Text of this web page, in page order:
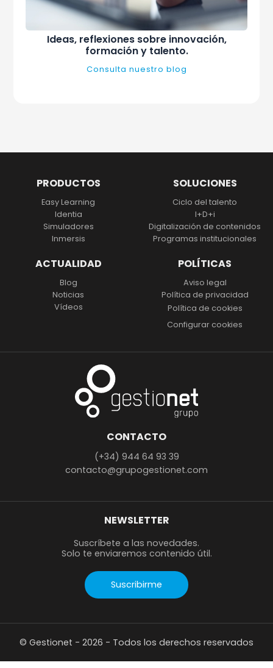
Ideas, reflexiones sobre innovación,
formación y talento.
Consulta nuestro blog
PRODUCTOS
Easy Learning
Identia
Simuladores
Inmersis
SOLUCIONES
Ciclo del talento
I+D+i
Digitalización de contenidos
Programas institucionales
ACTUALIDAD
Blog
Noticias
Vídeos
POLÍTICAS
Aviso legal
Política de privacidad
Política de cookies
Configurar cookies
CONTACTO
(+34) 944 64 93 39
contacto@grupogestionet.com
NEWSLETTER
Suscríbete a las novedades.
Solo te enviaremos contenido útil.
Suscribirme
© Gestionet - 2026 - Todos los derechos reservados